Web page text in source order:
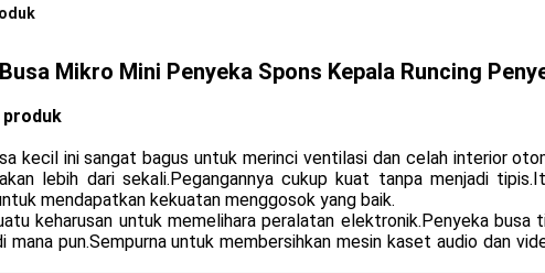
Mikro Mini Penyeka Spons Kepala Runcing
produk
kecil ini sangat bagus untuk merinci ventilasi dan celah interior
lebih dari sekali.Pegangannya cukup kuat tanpa menjadi
mendapatkan kekuatan menggosok yang baik.
keharusan untuk memelihara peralatan elektronik.Penyeka busa
mana pun.Sempurna untuk membersihkan mesin kaset audio dan